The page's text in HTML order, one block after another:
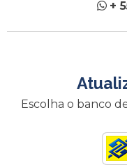
+
Escolha o banco